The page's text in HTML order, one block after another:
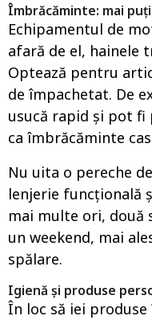
Îmbrăcăminte: mai
Echipamentul de
afară de el, hainele
Optează pentru
de împachetat. De
usucă rapid și pot fi
ca îmbrăcăminte
Nu uita o pereche
lenjerie funcțională
mai multe ori,
un weekend, mai
spălare.
Igienă și produse
În loc să iei